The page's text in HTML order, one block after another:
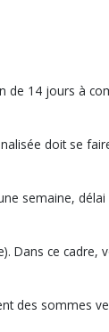
14 jours à
doit se
semaine,
Dans ce
des sommes